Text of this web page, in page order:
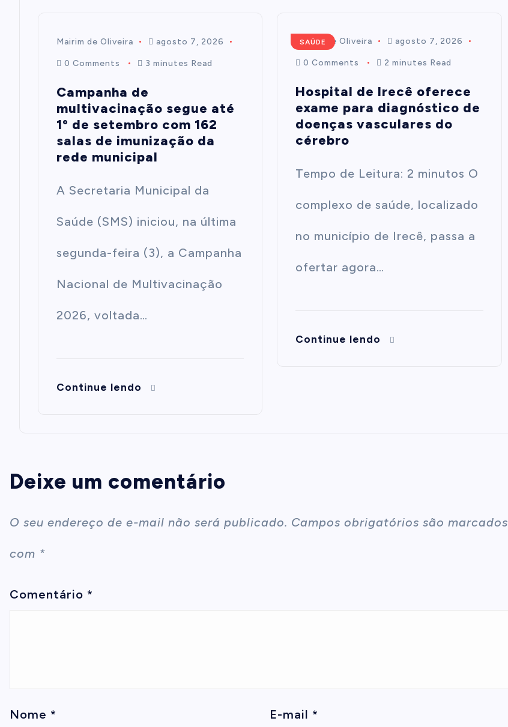
Mairim de Oliveira agosto 7, 2026
0 Comments 3 minutes Read
Campanha de
multivacinação segue até
1º de setembro com 162
salas de imunização da
rede municipal
A Secretaria Municipal da
Saúde (SMS) iniciou, na última
segunda-feira (3), a Campanha
Nacional de Multivacinação
2026, voltada…
Continue lendo
SAÚDE
Mairim de Oliveira agosto 7, 2026
0 Comments 2 minutes Read
Hospital de Irecê oferece
exame para diagnóstico de
doenças vasculares do
cérebro
Tempo de Leitura: 2 minutos O
complexo de saúde, localizado
no município de Irecê, passa a
ofertar agora…
Continue lendo
Deixe um comentário
O seu endereço de e-mail não será publicado. Campos obrigatórios são marcados
com *
Comentário *
Nome * E-mail *